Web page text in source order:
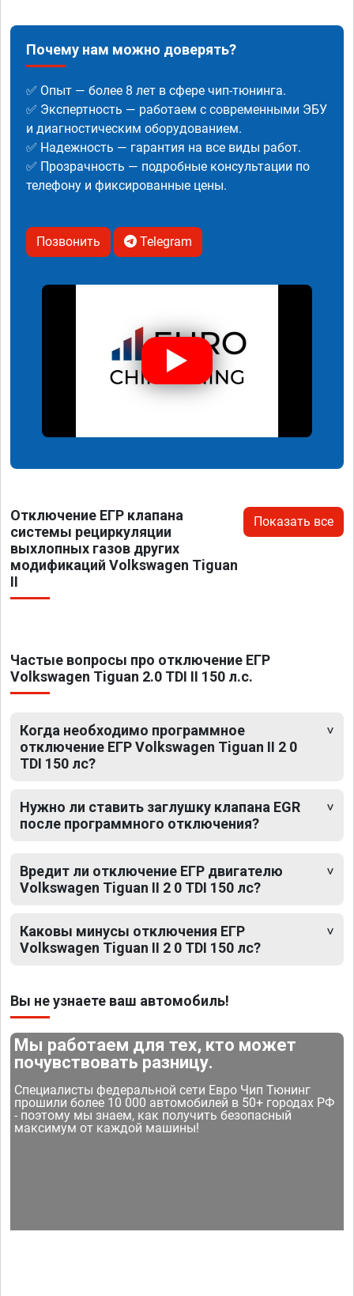
Почему нам можно доверять?
✅ Опыт — более 8 лет в сфере чип-тюнинга.
✅ Экспертность — работаем с современными ЭБУ
и диагностическим оборудованием.
✅ Надежность — гарантия на все виды работ.
✅ Прозрачность — подробные консультации по
телефону и фиксированные цены.
Позвонить Telegram
Отключение ЕГР клапана
системы рециркуляции
выхлопных газов других
модификаций Volkswagen Tiguan
II
Показать все
Частые вопросы про отключение ЕГР
Volkswagen Tiguan 2.0 TDI II 150 л.с.
Когда необходимо программное
отключение ЕГР Volkswagen Tiguan II 2 0
TDI 150 лс?
Нужно ли ставить заглушку клапана EGR
после программного отключения?
Вредит ли отключение ЕГР двигателю
Volkswagen Tiguan II 2 0 TDI 150 лс?
Каковы минусы отключения ЕГР
Volkswagen Tiguan II 2 0 TDI 150 лс?
Вы не узнаете ваш автомобиль!
Мы работаем для тех, кто может
почувствовать разницу.
Специалисты федеральной сети Евро Чип Тюнинг
прошили более 10 000 автомобилей в 50+ городах РФ
- поэтому мы знаем, как получить безопасный
максимум от каждой машины!